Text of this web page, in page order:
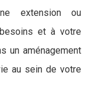
extension ou
et à votre
un aménagement
au sein de votre